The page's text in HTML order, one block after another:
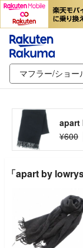
apart
¥600
「apart by